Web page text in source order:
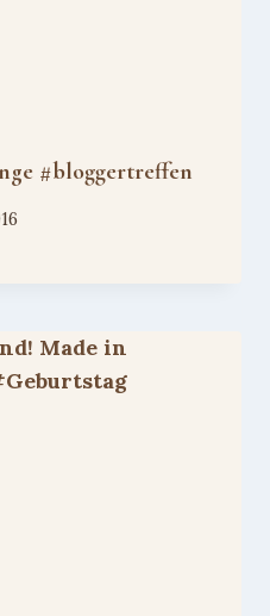
#bloggertreffen